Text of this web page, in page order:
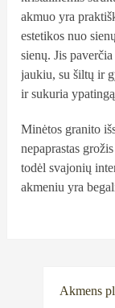
akmuo yra
estetikos nuo
sienų. Jis
jaukiu, su šiltų ir
ir sukuria
Minėtos granito
nepaprastas
todėl svajonių
akmeniu yra
Akmens